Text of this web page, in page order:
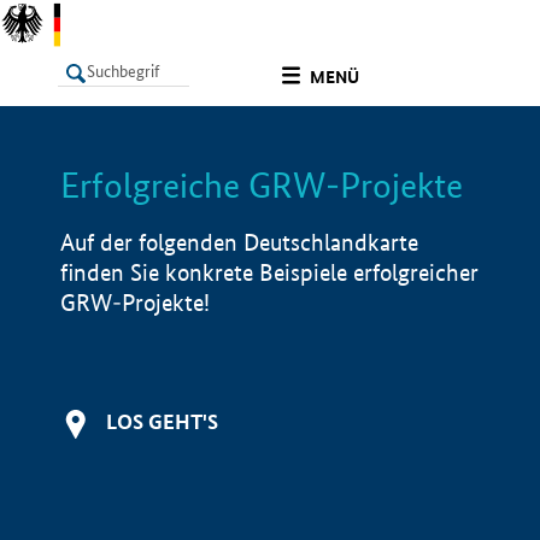
MENÜ
LISTE Info
Erfolgreiche GRW-Projekte
Auf der folgenden Deutschlandkarte
finden Sie konkrete Beispiele erfolgreicher
GRW-Projekte!
LOS GEHT'S